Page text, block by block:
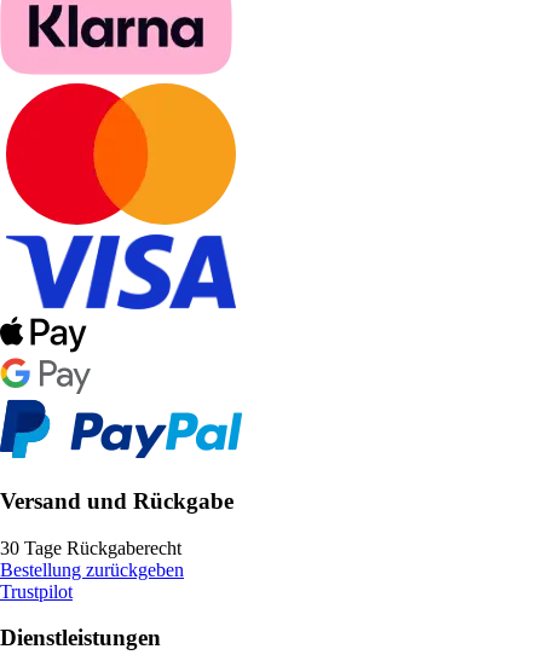
Versand und Rückgabe
30 Tage Rückgaberecht
Bestellung zurückgeben
Trustpilot
Dienstleistungen